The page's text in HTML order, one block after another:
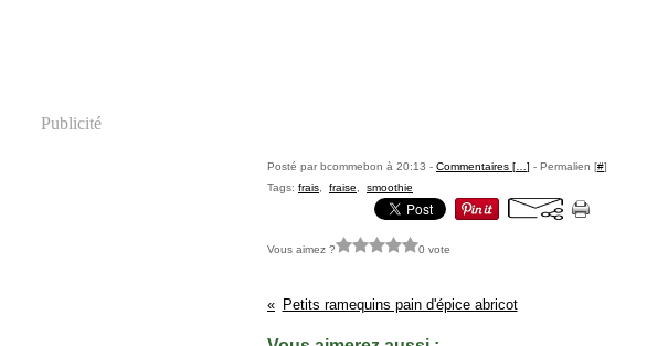
Publicité
Posté par bcommebon à 20:13 - Commentaires [ ] - Permalien [#]
Tags: frais fraise smoothie
Vous aimez ? 0 vote
Petits ramequins pain d'épice abricot